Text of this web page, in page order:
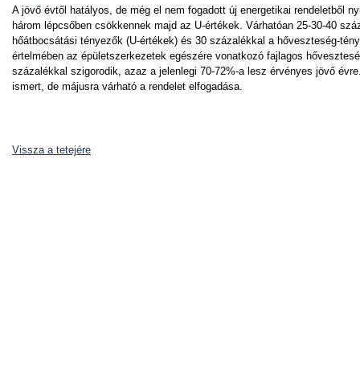
A jövő évtől hatályos, de még el nem fogadott új energetikai rendeletből
három lépcsőben csökkennek majd az U-értékek. Várhatóan 25-30-40
hőátbocsátási tényezők (U-értékek) és 30 százalékkal a hőveszteség-
értelmében az épületszerkezetek egészére vonatkozó fajlagos
százalékkal szigorodik, azaz a jelenlegi 70-72%-a lesz érvényes jövő
ismert, de májusra várható a rendelet elfogadása.
Vissza a tetejére